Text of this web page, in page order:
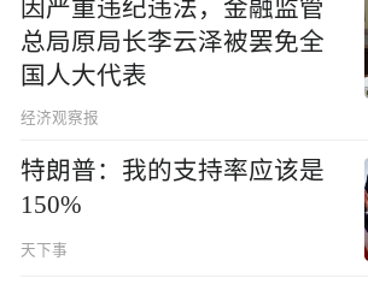
因严重违纪违法，金融监管
总局原局长李云泽被罢免全
国人大代表
经济观察报
特朗普：我的支持率应该是
150%
天下事